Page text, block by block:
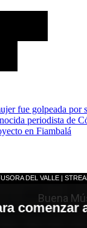
fue golpeada por
periodista de
en Fiambalá